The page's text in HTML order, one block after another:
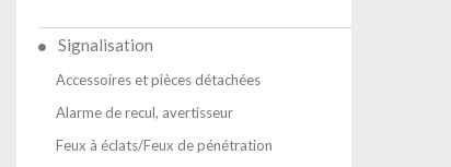
Signalisation
Accessoires et pièces détachées
Alarme de recul, avertisseur
Feux à éclats/Feux de pénétration